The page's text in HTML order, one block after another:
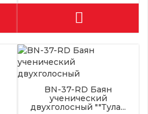
BN-37-RD Баян
ученический
двухголосный ""Тула...